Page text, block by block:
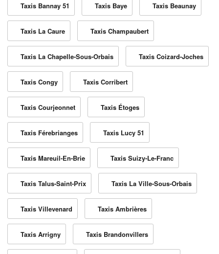
Taxis Bannay 51 Taxis Baye Taxis Beaunay
Taxis La Caure Taxis Champaubert
Taxis La Chapelle-Sous-Orbais Taxis Coizard-Joches
Taxis Congy Taxis Corribert
Taxis Courjeonnet Taxis Étoges
Taxis Férebrianges Taxis Lucy 51
Taxis Mareuil-En-Brie Taxis Suizy-Le-Franc
Taxis Talus-Saint-Prix Taxis La Ville-Sous-Orbais
Taxis Villevenard Taxis Ambrières
Taxis Arrigny Taxis Brandonvillers